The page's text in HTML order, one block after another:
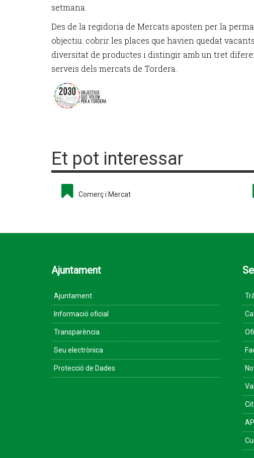
setmana.
Des de la regidoria de Mercats aposten per la
objectiu: cobrir les places que havien quedat
diversitat de productes i distingir amb un tret
serveis dels mercats de Tordera.
Et pot interessar
Comerç i Mercat
Ajuntament
Ajuntament
Informació oficial
Transparència
Seu electrònica
Protecció de Dades